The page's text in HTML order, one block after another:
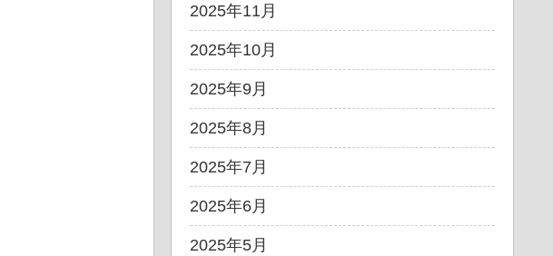
2025年11月
2025年10月
2025年9月
2025年8月
2025年7月
2025年6月
2025年5月